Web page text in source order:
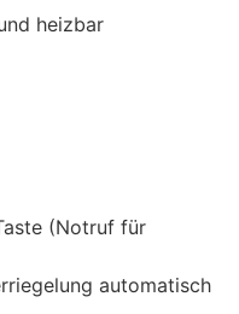
heizbar
(Notruf für
automatisch